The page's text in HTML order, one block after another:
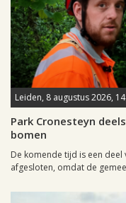
Leiden, 8 augustus 2026,
Park Cronesteyn
bomen
De komende tijd is een
afgesloten, omdat de